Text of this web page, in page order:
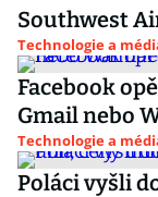
Southwest
Technologie a
Facebook
Gmail nebo
Technologie a
Poláci vyšli